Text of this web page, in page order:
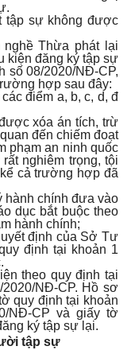
tập sự không được
Thừa phát lại
kiện đăng ký tập sự
số 08/2020/NĐ-CP,
hợp sau đây:
điểm a, b, c, d, đ
xóa án tích, trừ
đến chiếm đoạt
phạm an ninh quốc
nghiêm trọng, tội
cả trường hợp đã
hành chính đưa vào
dục bắt buộc theo
hành chính;
định của Sở Tư
định tại khoản 1
theo quy định tại
NĐ-CP. Hồ sơ
quy định tại khoản
NĐ-CP và giấy tờ
ký tập sự lại.
tập sự